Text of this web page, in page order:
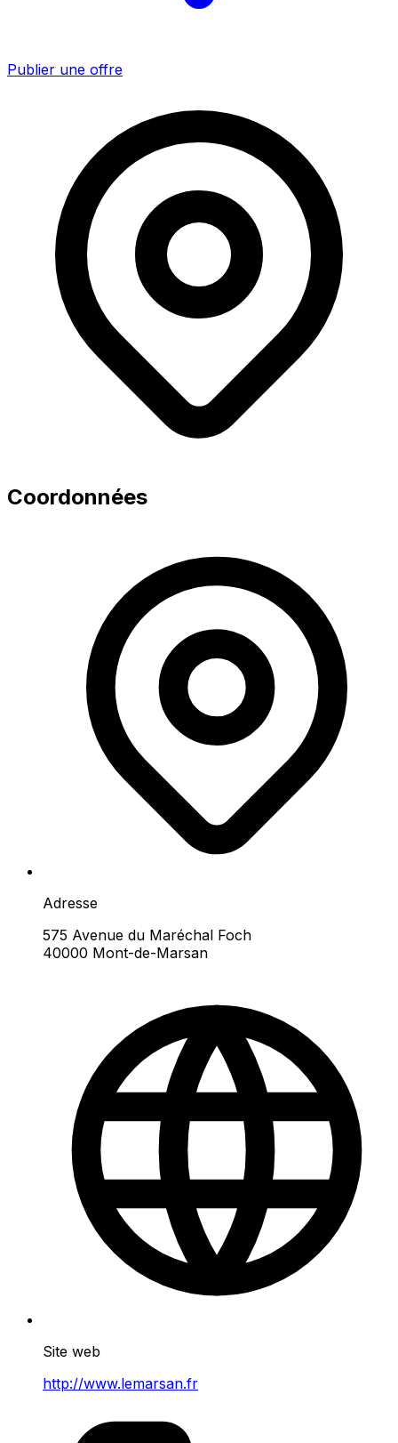
Publier une offre
Coordonnées
Adresse
575 Avenue du Maréchal Foch
40000 Mont-de-Marsan
Site web
http://www.lemarsan.fr